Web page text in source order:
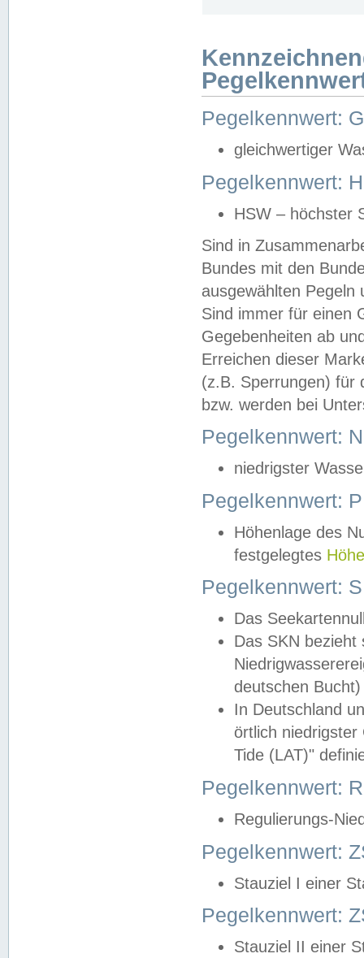
Pegelkennwert:
gleichwertiger
Pegelkennwert:
HSW – höchster
Sind in
Bundes mit den
ausgewählten
Sind immer für einen
Gegebenheiten ab
Erreichen dieser
(z.B. Sperrungen) für
bzw. werden bei
Pegelkennwert:
niedrigster
Pegelkennwert:
Höhenlage des
festgelegtes
Pegelkennwert:
Das
Das SKN
deutschen
In Deutschland
örtlich
Tide (LAT)"
Pegelkennwert:
Regulierungs-
Pegelkennwert:
Stauziel I einer
Pegelkennwert:
Stauziel II einer